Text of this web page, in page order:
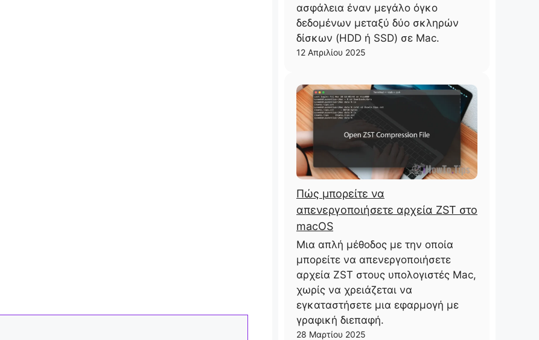
ασφάλεια έναν μεγάλο όγκο
δεδομένων μεταξύ δύο σκληρών
δίσκων (HDD ή SSD) σε Mac.
12 Απριλίου 2025
Πώς μπορείτε να
απενεργοποιήσετε αρχεία ZST στο
macOS
Μια απλή μέθοδος με την οποία
μπορείτε να απενεργοποιήσετε
αρχεία ZST στους υπολογιστές Mac,
χωρίς να χρειάζεται να
εγκαταστήσετε μια εφαρμογή με
γραφική διεπαφή.
28 Μαρτίου 2025